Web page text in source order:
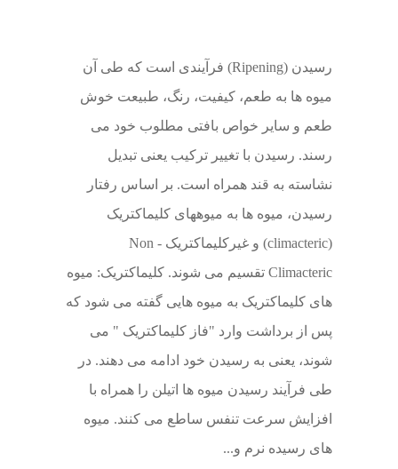
رسیدن (Ripening) فرآیندی است که طی آن
میوه ها به طعم، کیفیت، رنگ، طبیعت خوش
طعم و سایر خواص بافتی مطلوب خود می
رسند. رسیدن با تغییر ترکیب یعنی تبدیل
نشاسته به قند همراه است. بر اساس رفتار
رسیدن، میوه ها به میوه‏های کلیماکتریک
(climacteric) و غیرکلیماکتریک - Non
Climacteric تقسیم می شوند. کلیماکتریک: میوه
های کلیماکتریک به میوه هایی گفته می شود که
پس از برداشت وارد "فاز کلیماکتریک " می
شوند، یعنی به رسیدن خود ادامه می دهند. در
طی فرآیند رسیدن میوه ها اتیلن را همراه با
افزایش سرعت تنفس ساطع می کنند. میوه
های رسیده نرم و...